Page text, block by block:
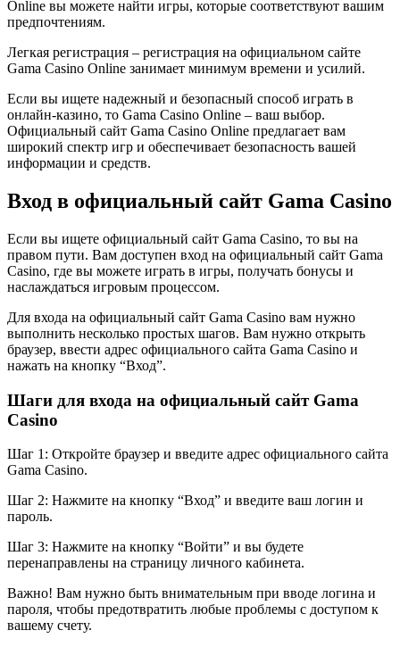
Online вы можете найти игры, которые соответствуют вашим
предпочтениям.
Легкая регистрация – регистрация на официальном сайте
Gama Casino Online занимает минимум времени и усилий.
Если вы ищете надежный и безопасный способ играть в
онлайн-казино, то Gama Casino Online – ваш выбор.
Официальный сайт Gama Casino Online предлагает вам
широкий спектр игр и обеспечивает безопасность вашей
информации и средств.
Вход в официальный сайт Gama Casino
Если вы ищете официальный сайт Gama Casino, то вы на
правом пути. Вам доступен вход на официальный сайт Gama
Casino, где вы можете играть в игры, получать бонусы и
наслаждаться игровым процессом.
Для входа на официальный сайт Gama Casino вам нужно
выполнить несколько простых шагов. Вам нужно открыть
браузер, ввести адрес официального сайта Gama Casino и
нажать на кнопку “Вход”.
Шаги для входа на официальный сайт Gama
Casino
Шаг 1: Откройте браузер и введите адрес официального сайта
Gama Casino.
Шаг 2: Нажмите на кнопку “Вход” и введите ваш логин и
пароль.
Шаг 3: Нажмите на кнопку “Войти” и вы будете
перенаправлены на страницу личного кабинета.
Важно! Вам нужно быть внимательным при вводе логина и
пароля, чтобы предотвратить любые проблемы с доступом к
вашему счету.